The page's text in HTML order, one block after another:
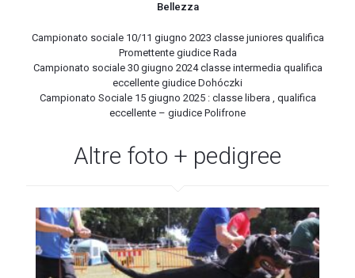
Bellezza
Campionato sociale 10/11 giugno 2023 classe juniores qualifica
Promettente giudice Rada
Campionato sociale 30 giugno 2024 classe intermedia qualifica
eccellente giudice Dohóczki
Campionato Sociale 15 giugno 2025 : classe libera , qualifica
eccellente – giudice Polifrone
Altre foto + pedigree